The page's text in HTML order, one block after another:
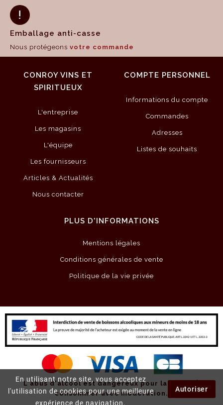
En utilisant notre site, vous acceptez
l'utilisation de cookies pour une meilleure
expérience de navigation.
Autoriser
Emballage anti-casse
Nous protégeons votre commande
CONROY VINS ET
SPIRITUEUX
L'entreprise
Les magasins
L'équipe
Les fournisseurs
Articles & Actualités
Nous contacter
COMPTE PERSONNEL
Informations du compte
Commandes
Adresses
Listes de souhaits
PLUS D'INFORMATIONS
Mentions légales
Conditions générales de vente
Politique de la vie privée
L'abus d'alcool est dangereux pour la santé.
consommer avec modération.